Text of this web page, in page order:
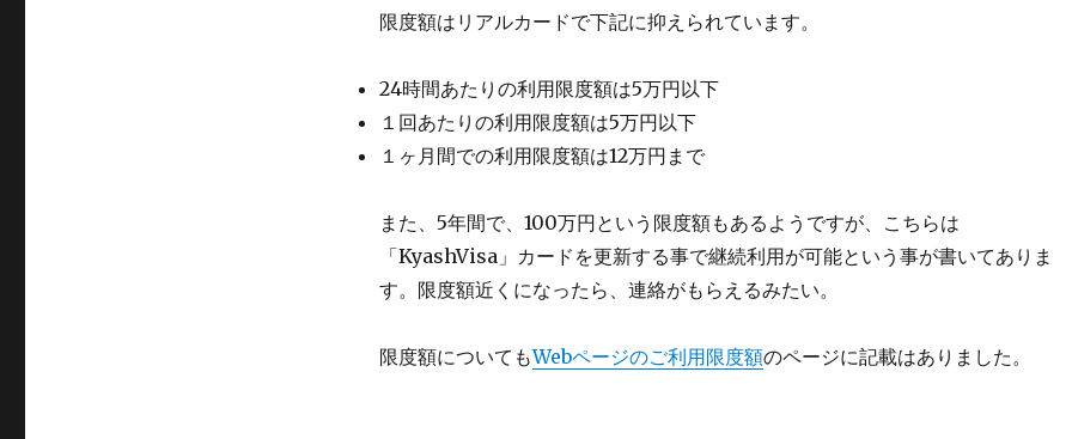
限度額はリアルカードで下記に抑えられています。
24時間あたりの利用限度額は5万円以下
１回あたりの利用限度額は5万円以下
１ヶ月間での利用限度額は12万円まで
また、5年間で、100万円という限度額もあるようですが、こちらは
「KyashVisa」カードを更新する事で継続利用が可能という事が書いてありま
す。限度額近くになったら、連絡がもらえるみたい。
限度額についてもWebページのご利用限度額のページに記載はありました。